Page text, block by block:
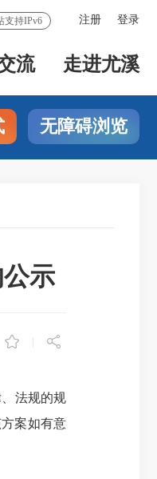
注册 登录
支持IPv6
流 走进尤溪
无障碍浏览
示
 
法规的规
案如有意